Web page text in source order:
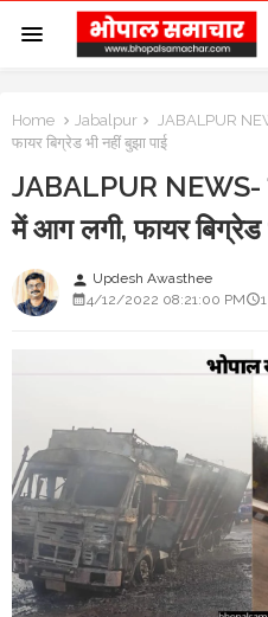
Home Jabalpur
JABALPUR
फायर बिग्रेड भी नहीं बुझा पाई
JABALPUR NEWS-
में आग लगी, फायर बिग्रेड
person Updesh Awasthee
4/12/2022 08:21:00 PM